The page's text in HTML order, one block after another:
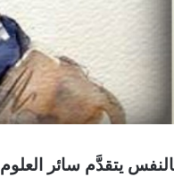
يتقدَّم سائر